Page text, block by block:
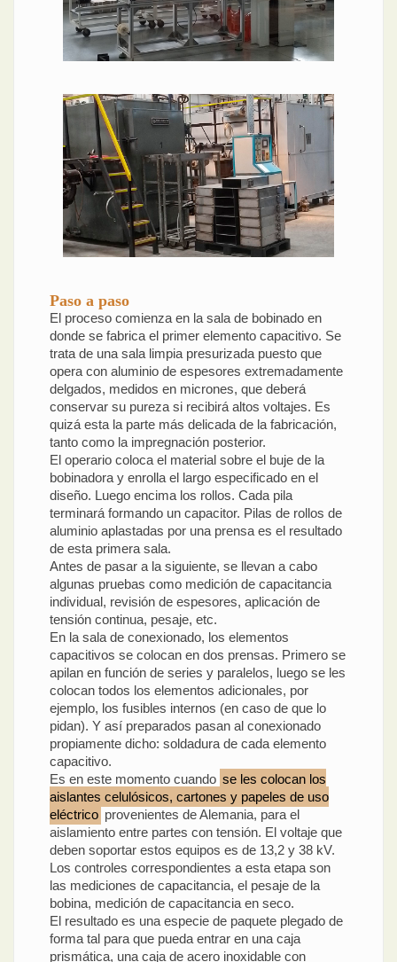
Paso a paso
El proceso comienza en la sala de bobinado en
donde se fabrica el primer elemento capacitivo. Se
trata de una sala limpia presurizada puesto que
opera con aluminio de espesores extremadamente
delgados, medidos en micrones, que deberá
conservar su pureza si recibirá altos voltajes. Es
quizá esta la parte más delicada de la fabricación,
tanto como la impregnación posterior.
El operario coloca el material sobre el buje de la
bobinadora y enrolla el largo especificado en el
diseño. Luego encima los rollos. Cada pila
terminará formando un capacitor. Pilas de rollos de
aluminio aplastadas por una prensa es el resultado
de esta primera sala.
Antes de pasar a la siguiente, se llevan a cabo
algunas pruebas como medición de capacitancia
individual, revisión de espesores, aplicación de
tensión continua, pesaje, etc.
En la sala de conexionado, los elementos
capacitivos se colocan en dos prensas. Primero se
apilan en función de series y paralelos, luego se les
colocan todos los elementos adicionales, por
ejemplo, los fusibles internos (en caso de que lo
pidan). Y así preparados pasan al conexionado
propiamente dicho: soldadura de cada elemento
capacitivo.
Es en este momento cuando se les colocan los
aislantes celulósicos, cartones y papeles de uso
eléctrico provenientes de Alemania, para el
aislamiento entre partes con tensión. El voltaje que
deben soportar estos equipos es de 13,2 y 38 kV.
Los controles correspondientes a esta etapa son
las mediciones de capacitancia, el pesaje de la
bobina, medición de capacitancia en seco.
El resultado es una especie de paquete plegado de
forma tal para que pueda entrar en una caja
prismática, una caja de acero inoxidable con